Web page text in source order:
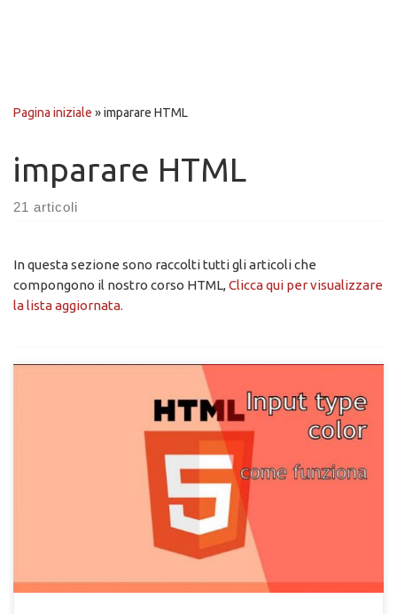
Pagina iniziale »imparare HTML
imparare HTML
21 articoli
In questa sezione sono raccolti tutti gli articoli che
compongono il nostro corso HTML,Clicca qui per visualizzare
la lista aggiornata.
Come usare un HTML input type="color". Spieghiamo cos'è e
come funziona l'elemento HTML input di tipo "color"